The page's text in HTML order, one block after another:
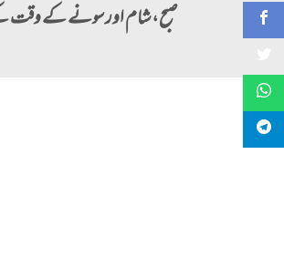
صبح، شام اور سونے کے وقت